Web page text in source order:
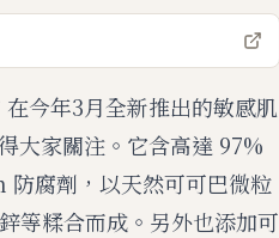
M
u
t
e
今年3月全新推出的敏感肌
大家關注。它含高達 97%
防腐劑，以天然可可巴微粒
等糅合而成。另外也添加可